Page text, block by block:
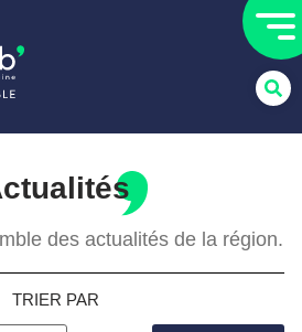
des actualités de la région.
TRIER PAR